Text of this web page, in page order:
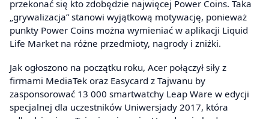
przekonać się kto zdobędzie najwięcej Power Coins. Taka
„grywalizacja” stanowi wyjątkową motywację, ponieważ
punkty Power Coins można wymieniać w aplikacji Liquid
Life Market na różne przedmioty, nagrody i zniżki.
Jak ogłoszono na początku roku, Acer połączył siły z
firmami MediaTek oraz Easycard z Tajwanu by
zasponsorować 13 000 smartwatchy Leap Ware w edycji
specjalnej dla uczestników Uniwersjady 2017, która